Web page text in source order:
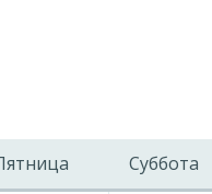
Суббота